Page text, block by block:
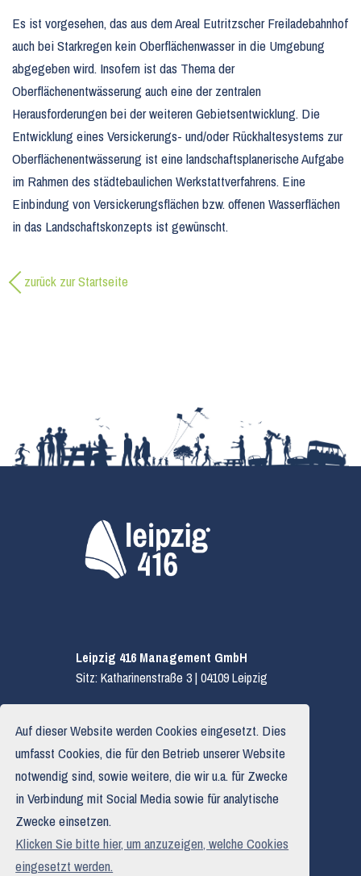
Es ist vorgesehen, das aus dem Areal Eutritzscher Freiladebahnhof
auch bei Starkregen kein Oberflächenwasser in die Umgebung
abgegeben wird. Insofern ist das Thema der
Oberflächenentwässerung auch eine der zentralen
Herausforderungen bei der weiteren Gebietsentwicklung. Die
Entwicklung eines Versickerungs- und/oder Rückhaltesystems zur
Oberflächenentwässerung ist eine landschaftsplanerische Aufgabe
im Rahmen des städtebaulichen Werkstattverfahrens. Eine
Einbindung von Versickerungsflächen bzw. offenen Wasserflächen
in das Landschaftskonzepts ist gewünscht.
zurück zur Startseite
Leipzig 416 Management GmbH
Sitz: Katharinenstraße 3 | 04109 Leipzig
T.
0341 319 590 03
Haftungsausschluss
Auf dieser Website werden Cookies eingesetzt. Dies
umfasst Cookies, die für den Betrieb unserer Website
notwendig sind, sowie weitere, die wir u.a. für Zwecke
in Verbindung mit Social Media sowie für analytische
Zwecke einsetzen.
Klicken Sie bitte hier, um anzuzeigen, welche Cookies
eingesetzt werden.